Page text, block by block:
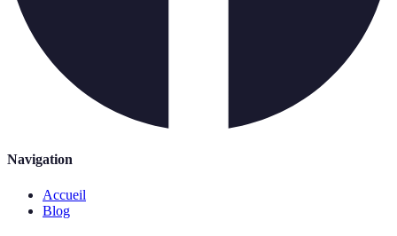
Navigation
Accueil
Blog